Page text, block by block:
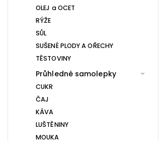
OLEJ a OCET
RÝŽE
SŮL
SUŠENÉ PLODY A OŘECHY
TĚSTOVINY
Průhledné samolepky
CUKR
ČAJ
KÁVA
LUŠTĚNINY
MOUKA